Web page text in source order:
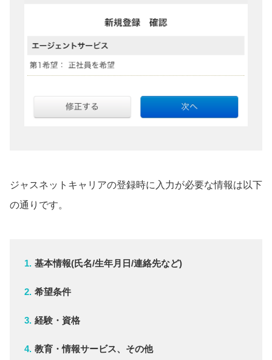
ジャスネットキャリアの登録時に入力が必要な情報は以下
の通りです。
基本情報(氏名/生年月日/連絡先など)
希望条件
経験・資格
教育・情報サービス、その他